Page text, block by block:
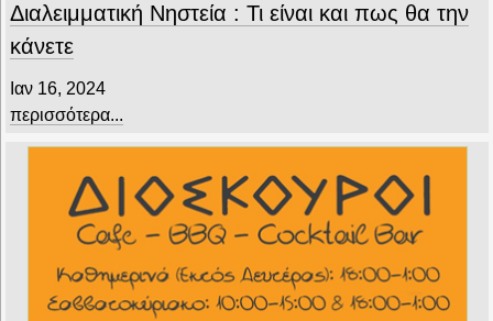
Διαλειμματική Νηστεία : Τι είναι και πως θα την
κάνετε
Ιαν 16, 2024
περισσότερα...